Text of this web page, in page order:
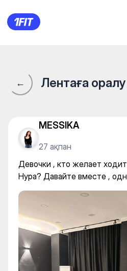
Девочки , кто
← Лентаға оралу
MESSIKA
27 ақпан
Девочки , кто желает
Нура? Давайте вместе ,